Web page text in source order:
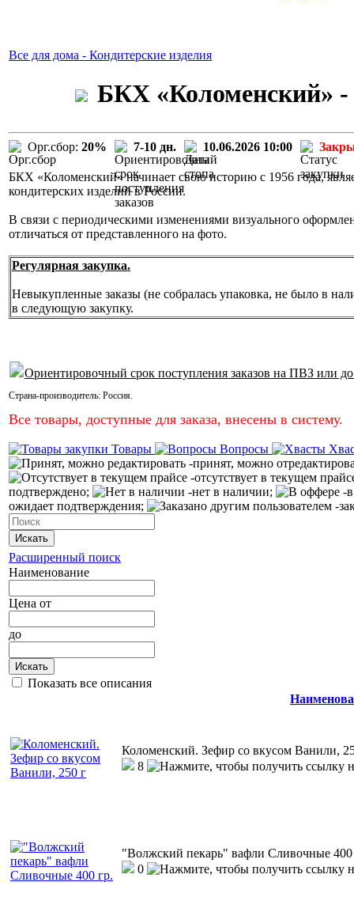
Все для дома - Кондитерские изделия
БКХ «Коломенский»
Орг.сбор: 20% 7-10 дн. 10.06.2026 10:00
БКХ «Коломенский» начинает свою историю с 1956 года,
кондитерских изделий в России.
В связи с периодическими изменениями визуального
отличаться от представленного на фото.
Регулярная закупка.
Невыкупленные заказы (не собралась упаковка, не было в
в следующую закупку.
Ориентировочный срок поступления заказов на ПВЗ или
Страна-производитель: Россия.
Все товары, доступные для заказа, внесены в систему.
Товары Вопросы
-принят, можно
-отсутствует в текущем
подтверждено;
-нет в наличии;
-
ожидает подтверждения;
-
Искать
Расширенный поиск
Наименование
Цена от
до
Искать
Показать все описания
Коломенский. Зефир со вкусом Ванили,
8
"Волжский пекарь" вафли Сливочные 400
0